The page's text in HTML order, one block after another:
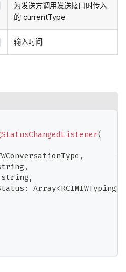
为发送方调用发送接口时传入
的 currentType
输入时间
(
,
,
string ,
: Array<